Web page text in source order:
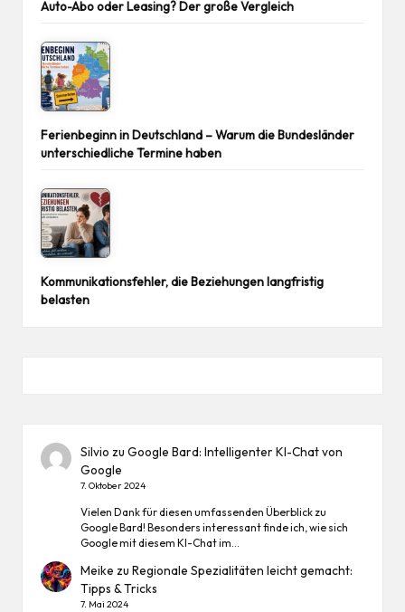
Auto-Abo oder Leasing? Der große Vergleich
Ferienbeginn in Deutschland – Warum die Bundesländer
unterschiedliche Termine haben
Kommunikationsfehler, die Beziehungen langfristig
belasten
Silvio zuGoogle Bard: Intelligenter KI-Chat von
Google
7. Oktober 2024
Vielen Dank für diesen umfassenden Überblick zu
Google Bard! Besonders interessant finde ich, wie sich
Google mit diesem KI-Chat im…
Meike zuRegionale Spezialitäten leicht gemacht:
Tipps & Tricks
7. Mai 2024